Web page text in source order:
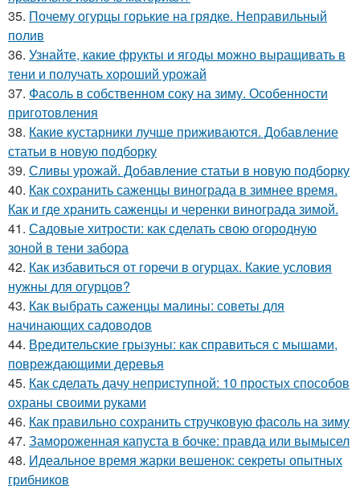
35. Почему огурцы горькие на грядке. Неправильный
полив
36. Узнайте, какие фрукты и ягоды можно выращивать в
тени и получать хороший урожай
37. Фасоль в собственном соку на зиму. Особенности
приготовления
38. Какие кустарники лучше приживаются. Добавление
статьи в новую подборку
39. Сливы урожай. Добавление статьи в новую подборку
40. Как сохранить саженцы винограда в зимнее время.
Как и где хранить саженцы и черенки винограда зимой.
41. Садовые хитрости: как сделать свою огородную
зоной в тени забора
42. Как избавиться от горечи в огурцах. Какие условия
нужны для огурцов?
43. Как выбрать саженцы малины: советы для
начинающих садоводов
44. Вредительские грызуны: как справиться с мышами,
повреждающими деревья
45. Как сделать дачу неприступной: 10 простых способов
охраны своими руками
46. Как правильно сохранить стручковую фасоль на зиму
47. Замороженная капуста в бочке: правда или вымысел
48. Идеальное время жарки вешенок: секреты опытных
грибников